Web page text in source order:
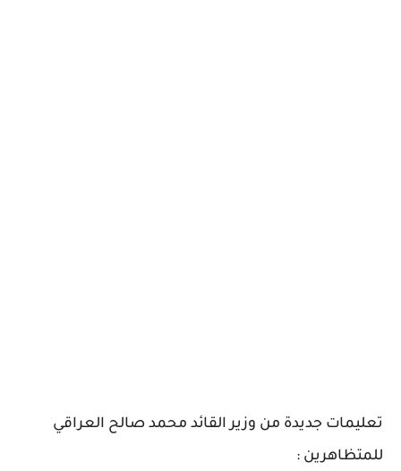
تعليمات جديدة من وزير القائد محمد صالح العراقي
للمتظاهرين :